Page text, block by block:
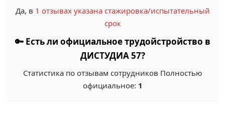
Да, в 1 отзывах указана стажировка/испытательный
срок
🔑 Есть ли официальное трудойстройство в
ДИСТУДИА 57?
Статистика по отзывам сотрудников Полностью
официальное: 1